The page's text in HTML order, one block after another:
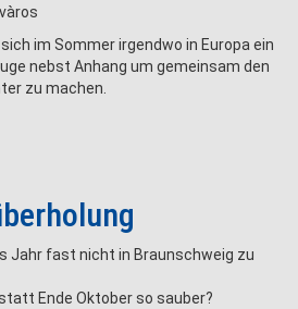
im Sommer irgendwo in Europa ein
nebst Anhang um gemeinsam den
zu machen.
Jahr fast nicht in Braunschweig zu
Ende Oktober so sauber?